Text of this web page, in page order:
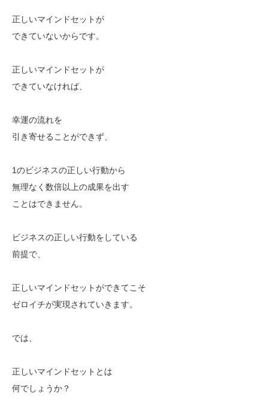
正しいマインドセットが
できていないからです。
正しいマインドセットが
できていなければ、
幸運の流れを
引き寄せることができず、
1のビジネスの正しい行動から
無理なく数倍以上の成果を出す
ことはできません。
ビジネスの正しい行動をしている
前提で、
正しいマインドセットができてこそ
ゼロイチが実現されていきます。
では、
正しいマインドセットとは
何でしょうか？